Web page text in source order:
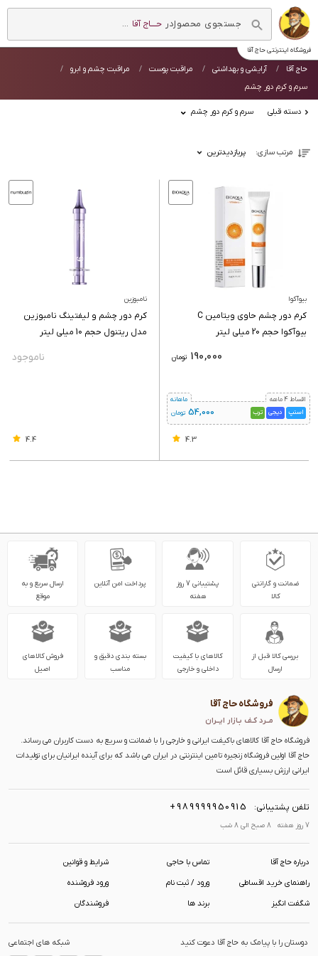
فروشگاه اینترنتیحاج آقا
در حــــاج آقا ...
حاج آقا آرایشی و بهداشتی مراقبت پوست
مراقبت چشم و ابرو
سرم و کرم دور چشم
دسته قبلی سرم و کرم دور چشم
مرتب سازی: پربازدیدترین
بیوآکوا
کرم دور چشم حاوی ویتامین C
بیوآکوا حجم 20 میلی لیتر
تومان 190,000
اقساط 4 ماهه
اسنپ
دیجی ترب 54,000 تومان
ماهانه
4.3
نامبوزین
کرم دور چشم و لیفتینگ نامبوزین
مدل ریتنول حجم 10 میلی لیتر
4.4
ضمانت و گارانتی
کالا
پشتیبانی 7 روز
هفته
پرداخت امن آنلاین
ارسال سریع و به
موقع
بررسی کالا قبل از
ارسال
کالاهای با کیفیت
داخلی و خارجی
بسته بندی دقیق و
مناسب
فروش کالاهای
اصیل
فروشگاه حاج آقا
مــرد کـف بـازار ایــران
فروشگاه حاج آقا کالاهای باکیفت ایرانی و خارجی را با ضمانت و سریع به دست کاربران می رساند.
حاج آقا اولین فروشگاه زنجیره تامین اینترنتی در ایران می باشد که برای آینده ایرانیان برای تولیدات
ایرانی ارزش بسیاری قائل است
تلفن پشتیبانی: +989999950915
7 روز هفته 8 صبح الی 8 شب
درباره حاج آقا تماس با حاجی شرایط و قوانین
راهنمای خرید اقساطی ورود / ثبت نام ورود فروشنده
شگفت انگیز برند ها فروشندگان
دوستان را با پیامک به حاج آقا دعوت کنید شبکه های اجتماعی